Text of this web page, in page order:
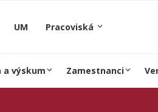
UM Pracoviská
a výskum Zamestnanci